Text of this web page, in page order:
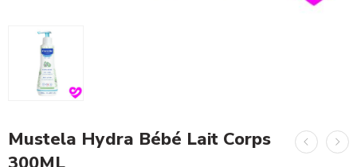
Mustela Hydra Bébé Lait Corps